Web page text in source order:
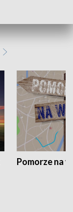
Pomorze na